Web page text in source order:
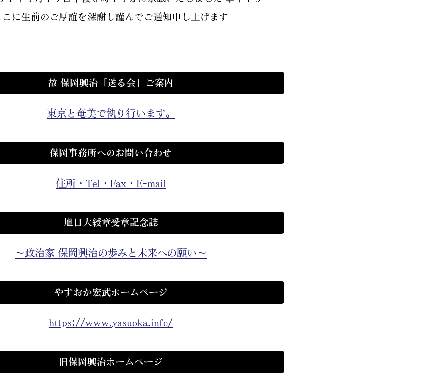
こに生前のご厚誼を深謝し謹んでご通知申し上げます
故 保岡興治「送る会」ご案内
東京と奄美で執り行います。
保岡事務所へのお問い合わせ
住所・Tel・Fax・E-mail
旭日大綬章受章記念誌
～政治家 保岡興治の歩みと未来への願い～
やすおか宏武ホームページ
https://www.yasuoka.info/
旧保岡興治ホームページ